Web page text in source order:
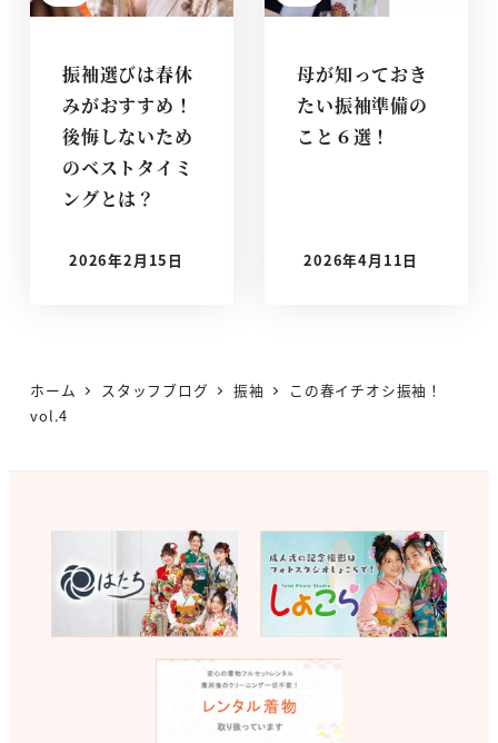
振袖選びは春休
みがおすすめ！
後悔しないため
のベストタイミ
ングとは？
投稿日
2026年2月15日
母が知っておき
たい振袖準備の
こと６選！
投稿日
2026年4月11日
ホーム スタッフブログ 振袖
この春イチオシ振袖！
vol.4